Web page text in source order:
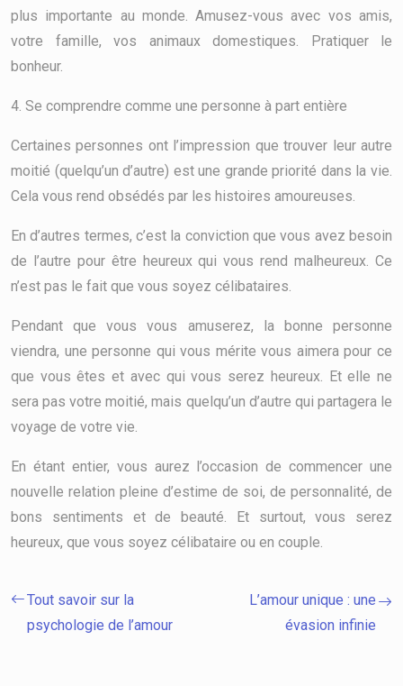
plus importante au monde. Amusez-vous avec vos amis,
votre famille, vos animaux domestiques. Pratiquer le
bonheur.
4. Se comprendre comme une personne à part entière
Certaines personnes ont l’impression que trouver leur autre
moitié (quelqu’un d’autre) est une grande priorité dans la vie.
Cela vous rend obsédés par les histoires amoureuses.
En d’autres termes, c’est la conviction que vous avez besoin
de l’autre pour être heureux qui vous rend malheureux. Ce
n’est pas le fait que vous soyez célibataires.
Pendant que vous vous amuserez, la bonne personne
viendra, une personne qui vous mérite vous aimera pour ce
que vous êtes et avec qui vous serez heureux. Et elle ne
sera pas votre moitié, mais quelqu’un d’autre qui partagera le
voyage de votre vie.
En étant entier, vous aurez l’occasion de commencer une
nouvelle relation pleine d’estime de soi, de personnalité, de
bons sentiments et de beauté. Et surtout, vous serez
heureux, que vous soyez célibataire ou en couple.
Tout savoir sur la
psychologie de l’amour
L’amour unique : une
évasion infinie